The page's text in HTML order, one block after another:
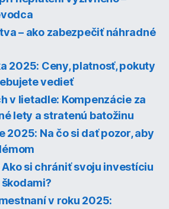
– ako zabezpečiť náhradné
2025: Ceny, platnosť, pokuty
vedieť
v lietadle: Kompenzácie za
lety a stratenú batožinu
2025: Na čo si dať pozor, aby
si chrániť svoju investíciu
v roku 2025: